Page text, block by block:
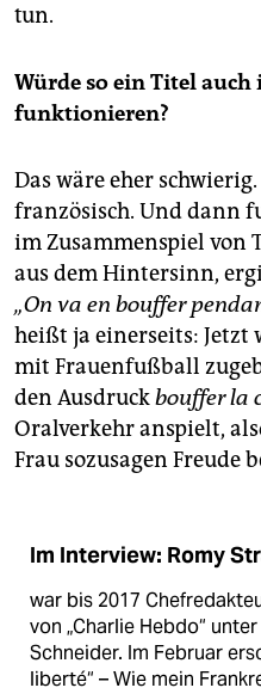
tun.
Würde so ein Titel
funktionieren?
Das wäre eher
französisch. Und dann
im Zusammenspiel von
aus dem Hintersinn,
„On va en ­bouffer
heißt ja einerseits:
mit Frauenfußball
den Ausdruckbouffer la
Oralverkehr anspielt,
Frau sozusagen Freude
Im Interview: Romy
war bis 2017
von „Charlie Hebdo“
Schneider. Im Februar
liberté“ – Wie mein